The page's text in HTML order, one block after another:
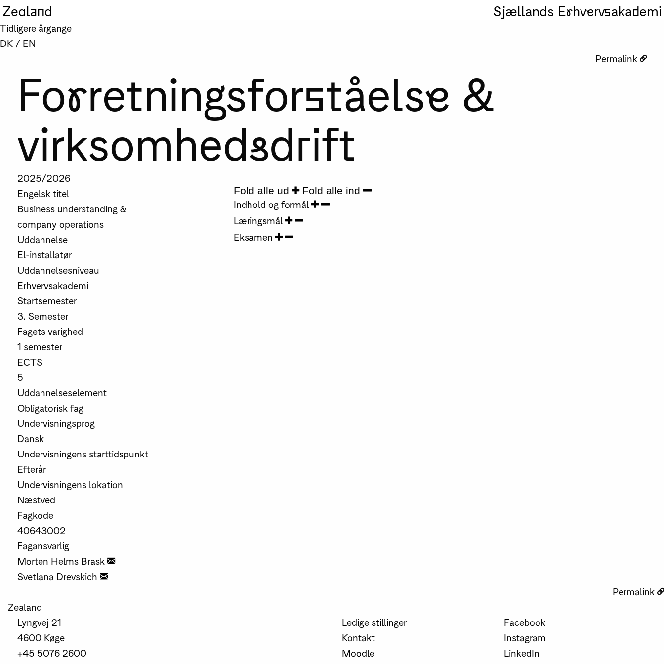
Zealand Sjællands Erhvervsakademi
Tidligere årgange
DK / EN
Permalink
Forretningsforståelse &
virksomhedsdrift
2025/2026
Engelsk titel
Business understanding &
company operations
Uddannelse
El-installatør
Uddannelsesniveau
Erhvervsakademi
Startsemester
3. Semester
Fagets varighed
1 semester
ECTS
5
Uddannelseselement
Obligatorisk fag
Undervisningsprog
Dansk
Undervisningens starttidspunkt
Efterår
Undervisningens lokation
Næstved
Fagkode
40643002
Fagansvarlig
Morten Helms Brask
Svetlana Drevskich
Fold alle ud Fold alle ind
Indhold og formål
Læringsmål
Eksamen
Permalink
Zealand
Lyngvej 21
4600 Køge
+45 5076 2600
Ledige stillinger
Kontakt
Moodle
Facebook
Instagram
LinkedIn